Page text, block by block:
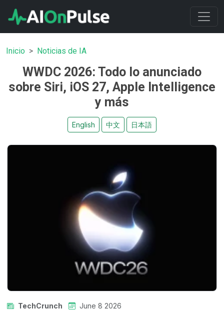
Inicio Noticias de IA
WWDC 2026: Todo lo anunciado
sobre Siri, iOS 27, Apple Intelligence
y más
English 中文 日本語
TechCrunch June 8 2026